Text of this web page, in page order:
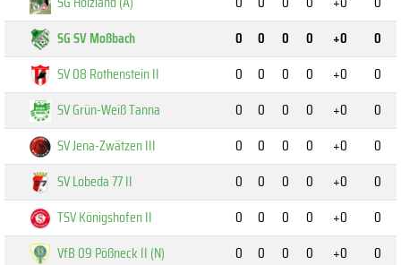
SG SV Moßbach
0 0 0 0 +0
0
SV 08 Rothenstein II
0 0 0 0 +0
0
SV Grün-Weiß Tanna
0 0 0 0 +0
0
SV Jena-Zwätzen III
0 0 0 0 +0
0
SV Lobeda 77 II
0 0 0 0 +0
0
TSV Königshofen II
0 0 0 0 +0
0
VfB 09 Pößneck II (N)
0 0 0 0 +0
0